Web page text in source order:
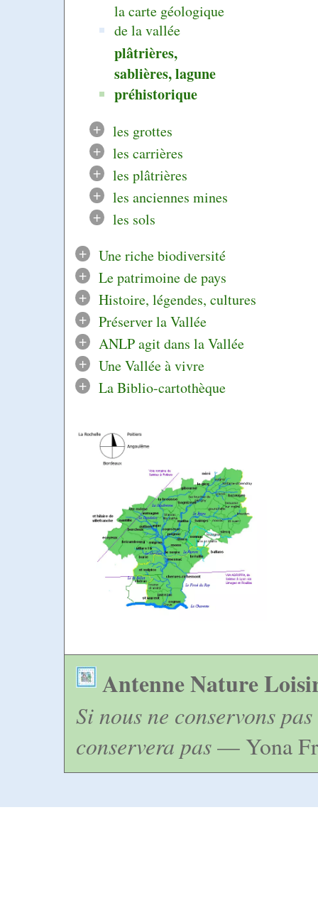
la carte géologique
de la vallée
plâtrières,
sablières, lagune
préhistorique
+
les grottes
+
les carrières
+
les plâtrières
+
les anciennes mines
+
les sols
+
Une riche biodiversité
+
Le patrimoine de pays
+
Histoire, légendes, cultures
+
Préserver la Vallée
+
ANLP agit dans la Vallée
+
Une Vallée à vivre
+
La Biblio-cartothèque
Antenne Nature
Si nous ne conservons
conservera pas— Yona